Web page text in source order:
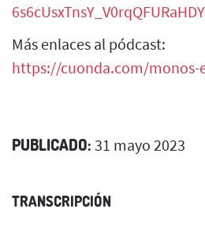
Más enlaces al pódcast:
https://cuonda.com/monos-
PUBLICADO: 31 mayo 2023
TRANSCRIPCIÓN